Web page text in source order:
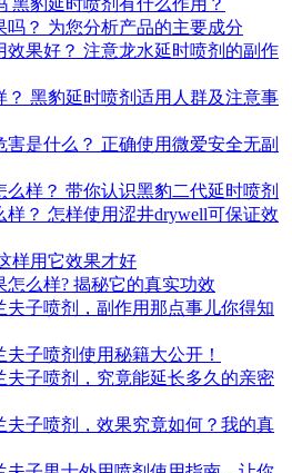
黑豹延时喷剂有什么作用？
吗？ 为您分析产品的主要成分
效果好？ 注意龙水延时喷剂的副作
？ 黑豹延时喷剂适用人群及注意事
是什么？ 正确使用微爱安全无副
样？ 带你认识黑豹二代延时喷剂
样？ 怎样使用涩井drywell可保证效
样用它效果才好
么样? 揭秘它的真实功效
夫子喷剂，副作用那点事儿你得知
子喷剂使用秘籍大公开！
夫子喷剂，究竟能延长多久的亲密
夫子喷剂，效果究竟如何？我的真